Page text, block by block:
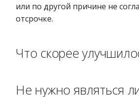
или по другой причине не
отсрочке.
Что скорее
Не нужно являться